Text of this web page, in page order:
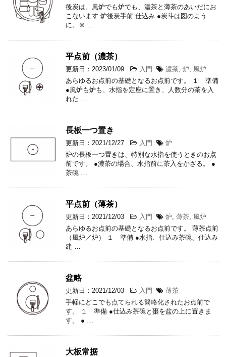
後炭は、風炉でも炉でも、濃茶と薄茶のあいだにお
こないます 炉後炭手前 仕込み ●炭斗は図のよう
に。※ …
平点前（濃茶）
更新日：2023/01/09 入門 濃茶, 炉, 風炉
あらゆるお点前の基礎となるお点前です。 １ 準備
●風炉も炉も、水指を定座に置き、人数分の茶を入
れた …
長板一つ置き
更新日：2021/12/27 入門
炉
炉の長板一つ置きは、特別な水指を使うときのお点
前です。 ●濃茶の場合、水指前に茶入をかざる。 ●
茶碗 …
平点前（薄茶）
更新日：2021/12/03 入門 炉, 薄茶, 風炉
あらゆるお点前の基礎となるお点前です。 薄茶点前
（風炉／炉） １ 準備 ●水指、仕込み茶碗、仕込み
建 …
盆略
更新日：2021/12/03 入門
薄茶
手軽にどこでも点てられる簡略化されたお点前で
す。 １ 準備 ●仕込み茶碗と棗を盆の上に置きま
す。 ● …
大板常据